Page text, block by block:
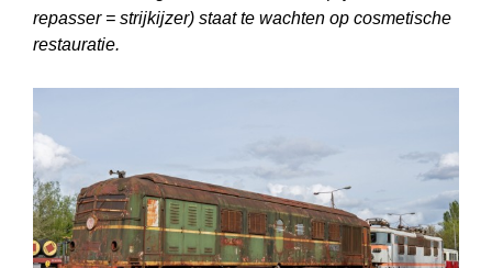
repasser = strijkijzer) staat te wachten op cosmetische
restauratie.